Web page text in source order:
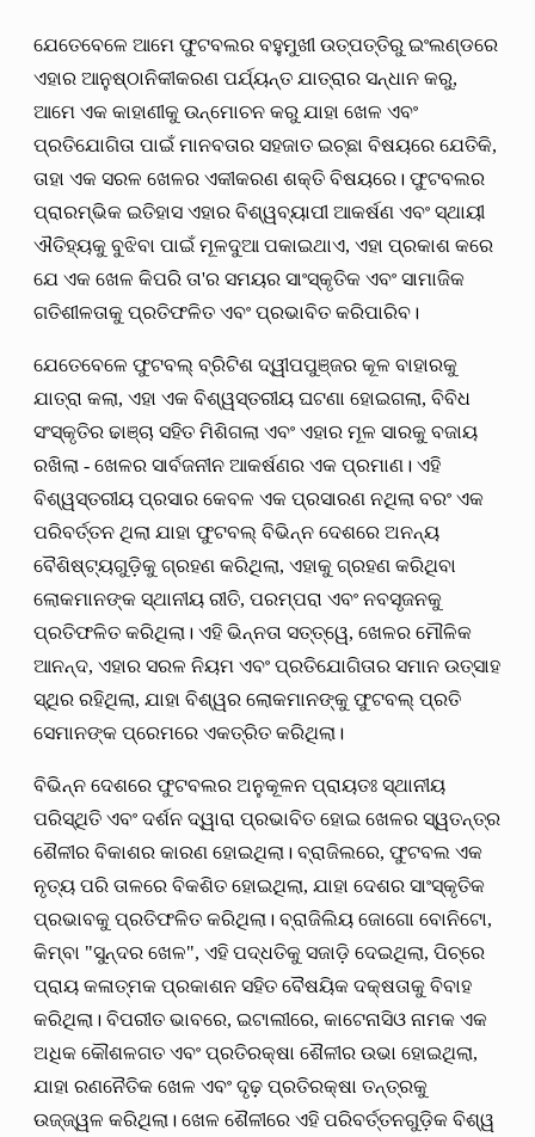
ଯେତେବେଳେ ଆମେ ଫୁଟବଲର ବହୁମୁଖୀ ଉତ୍ପତ୍ତିରୁ ଇଂଲଣ୍ଡରେ
ଏହାର ଆନୁଷ୍ଠାନିକୀକରଣ ପର୍ଯ୍ୟନ୍ତ ଯାତ୍ରାର ସନ୍ଧାନ କରୁ,
ଆମେ ଏକ କାହାଣୀକୁ ଉନ୍ମୋଚନ କରୁ ଯାହା ଖେଳ ଏବଂ
ପ୍ରତିଯୋଗିତା ପାଇଁ ମାନବତାର ସହଜାତ ଇଚ୍ଛା ବିଷୟରେ ଯେତିକି,
ତାହା ଏକ ସରଳ ଖେଳର ଏକୀକରଣ ଶକ୍ତି ବିଷୟରେ। ଫୁଟବଲର
ପ୍ରାରମ୍ଭିକ ଇତିହାସ ଏହାର ବିଶ୍ୱବ୍ୟାପୀ ଆକର୍ଷଣ ଏବଂ ସ୍ଥାୟୀ
ଐତିହ୍ୟକୁ ବୁଝିବା ପାଇଁ ମୂଳଦୁଆ ପକାଇଥାଏ, ଏହା ପ୍ରକାଶ କରେ
ଯେ ଏକ ଖେଳ କିପରି ତା'ର ସମୟର ସାଂସ୍କୃତିକ ଏବଂ ସାମାଜିକ
ଗତିଶୀଳତାକୁ ପ୍ରତିଫଳିତ ଏବଂ ପ୍ରଭାବିତ କରିପାରିବ।
ଯେତେବେଳେ ଫୁଟବଲ୍ ବ୍ରିଟିଶ ଦ୍ୱୀପପୁଞ୍ଜର କୂଳ ବାହାରକୁ
ଯାତ୍ରା କଲା, ଏହା ଏକ ବିଶ୍ୱସ୍ତରୀୟ ଘଟଣା ହୋଇଗଲା, ବିବିଧ
ସଂସ୍କୃତିର ଢାଞ୍ଚା ସହିତ ମିଶିଗଲା ଏବଂ ଏହାର ମୂଳ ସାରକୁ ବଜାୟ
ରଖିଲା - ଖେଳର ସାର୍ବଜନୀନ ଆକର୍ଷଣର ଏକ ପ୍ରମାଣ। ଏହି
ବିଶ୍ୱସ୍ତରୀୟ ପ୍ରସାର କେବଳ ଏକ ପ୍ରସାରଣ ନଥିଲା ବରଂ ଏକ
ପରିବର୍ତ୍ତନ ଥିଲା ଯାହା ଫୁଟବଲ୍ ବିଭିନ୍ନ ଦେଶରେ ଅନନ୍ୟ
ବୈଶିଷ୍ଟ୍ୟଗୁଡ଼ିକୁ ଗ୍ରହଣ କରିଥିଲା, ଏହାକୁ ଗ୍ରହଣ କରିଥିବା
ଲୋକମାନଙ୍କ ସ୍ଥାନୀୟ ରୀତି, ପରମ୍ପରା ଏବଂ ନବସୃଜନକୁ
ପ୍ରତିଫଳିତ କରିଥିଲା। ଏହି ଭିନ୍ନତା ସତ୍ତ୍ୱେ, ଖେଳର ମୌଳିକ
ଆନନ୍ଦ, ଏହାର ସରଳ ନିୟମ ଏବଂ ପ୍ରତିଯୋଗିତାର ସମାନ ଉତ୍ସାହ
ସ୍ଥିର ରହିଥିଲା, ଯାହା ବିଶ୍ୱର ଲୋକମାନଙ୍କୁ ଫୁଟବଲ୍ ପ୍ରତି
ସେମାନଙ୍କ ପ୍ରେମରେ ଏକତ୍ରିତ କରିଥିଲା।
ବିଭିନ୍ନ ଦେଶରେ ଫୁଟବଲର ଅନୁକୂଳନ ପ୍ରାୟତଃ ସ୍ଥାନୀୟ
ପରିସ୍ଥିତି ଏବଂ ଦର୍ଶନ ଦ୍ୱାରା ପ୍ରଭାବିତ ହୋଇ ଖେଳର ସ୍ୱତନ୍ତ୍ର
ଶୈଳୀର ବିକାଶର କାରଣ ହୋଇଥିଲା। ବ୍ରାଜିଲରେ, ଫୁଟବଲ ଏକ
ନୃତ୍ୟ ପରି ତାଳରେ ବିକଶିତ ହୋଇଥିଲା, ଯାହା ଦେଶର ସାଂସ୍କୃତିକ
ପ୍ରଭାବକୁ ପ୍ରତିଫଳିତ କରିଥିଲା। ବ୍ରାଜିଲିୟ ଜୋଗୋ ବୋନିଟୋ,
କିମ୍ବା "ସୁନ୍ଦର ଖେଳ", ଏହି ପଦ୍ଧତିକୁ ସଜାଡ଼ି ଦେଇଥିଲା, ପିଚ୍‌ରେ
ପ୍ରାୟ କଳାତ୍ମକ ପ୍ରକାଶନ ସହିତ ବୈଷୟିକ ଦକ୍ଷତାକୁ ବିବାହ
କରିଥିଲା। ବିପରୀତ ଭାବରେ, ଇଟାଲୀରେ, କାଟେନାସିଓ ନାମକ ଏକ
ଅଧିକ କୌଶଳଗତ ଏବଂ ପ୍ରତିରକ୍ଷା ଶୈଳୀର ଉଭା ହୋଇଥିଲା,
ଯାହା ରଣନୈତିକ ଖେଳ ଏବଂ ଦୃଢ଼ ପ୍ରତିରକ୍ଷା ତନ୍ତ୍ରକୁ
ଉଜ୍ଜ୍ୱଳ କରିଥିଲା। ଖେଳ ଶୈଳୀରେ ଏହି ପରିବର୍ତ୍ତନଗୁଡ଼ିକ ବିଶ୍ୱ